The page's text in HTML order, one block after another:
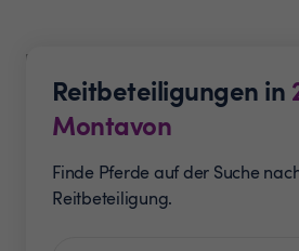
Reitbeteiligungen in
Montavon
Finde Pferde auf der Suche
Reitbeteiligung.